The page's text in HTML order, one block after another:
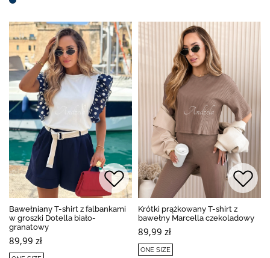
Bawełniany T-shirt z falbankami
w groszki Dotella biało-
granatowy
89,99 zł
Krótki prążkowany T-shirt z
bawełny Marcella czekoladowy
89,99 zł
ONE SIZE